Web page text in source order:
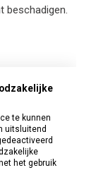
beschadigen.
schurende
en
te kunnen
uitsluitend
het gebruik